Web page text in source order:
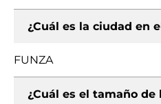
¿Cuál es la ciudad en
FUNZA
¿Cuál es el tamaño de